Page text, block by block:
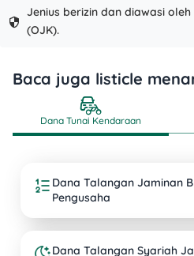
Jenius berizin dan diawasi
(OJK).
Baca juga listicle
Dana Tunai Kendaraan
Dana Talangan Jaminan
Pengusaha
Dana Talangan Syariah